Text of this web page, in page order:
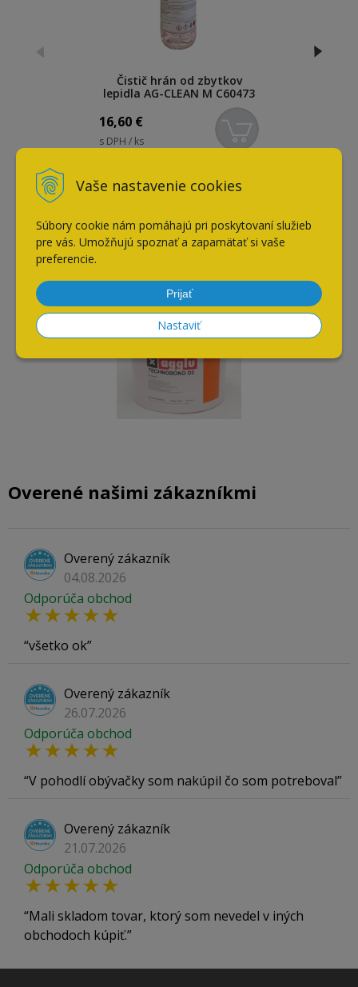
Vaše nastavenie cookies
Súbory cookie nám pomáhajú pri poskytovaní služieb
pre vás. Umožňujú spoznať a zapamätať si vaše
preferencie.
Prijať
Nastaviť
Čistič hrán od zbytkov
lepidla AG-CLEAN M C60473
16,60 €
s DPH / ks
Naposledy navštívené
Overené našimi zákazníkmi
Overený zákazník
04.08.2026
Odporúča obchod
všetko ok
Overený zákazník
26.07.2026
Odporúča obchod
V pohodlí obývačky som nakúpil čo som potreboval
Overený zákazník
21.07.2026
Odporúča obchod
Mali skladom tovar, ktorý som nevedel v iných
obchodoch kúpiť.